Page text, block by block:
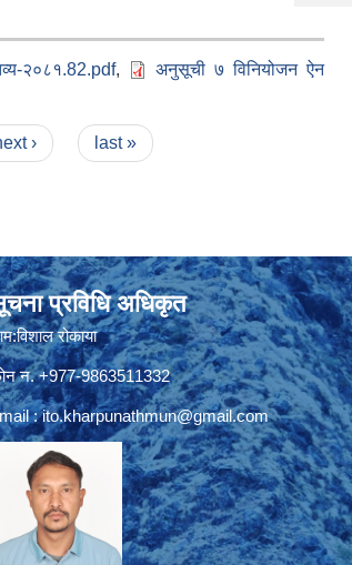
२०८१.82.pdf,
अनुसूची ७ विनियोजन ऐन
› last »
प्रविधि अधिकृत
रोकाया
न. +977-9863511332
:ito.kharpunathmun@gmail.com